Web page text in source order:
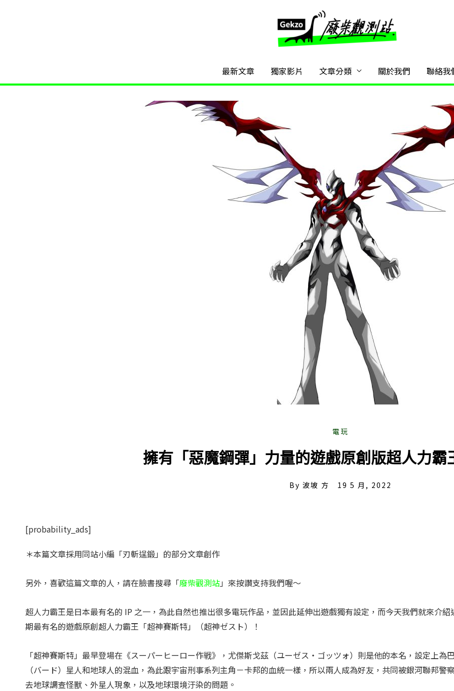
最新文章 獨家影片 文章分類 關於我們 聯絡我
擁有「惡魔鋼彈」力量的遊戲原創版超人力霸
By 波坡 方 19 5 月, 2022
[probability_ads]
＊本篇文章採用同站小編「刃斬逞鍛」的部分文章創作
另外，喜歡這篇文章的人，請在臉書搜尋「廢柴觀測站」來按讚支持我們喔～
超人力霸王是日本最有名的 IP 之一，為此自然也推出很多電玩作品，並因此延伸出遊戲獨有設定，而今天我們就來介紹
期最有名的遊戲原創超人力霸王「超神賽斯特」（超神ゼスト）！
「超神賽斯特」最早登場在《スーパーヒーロー作戦》，尤傑斯戈茲（ユーゼス・ゴッツォ）則是他的本名，設定上為
（バード）星人和地球人的混血，為此跟宇宙刑事系列主角－卡邦的血統一樣，所以兩人成為好友，共同被銀河聯邦警
去地球調查怪獸、外星人現象，以及地球環境汙染的問題。